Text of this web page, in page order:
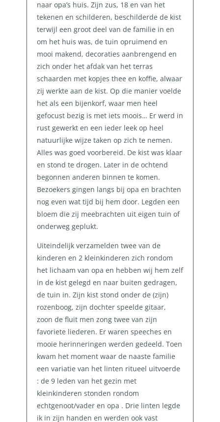
naar opa’s huis. Zijn zus, 18 en van het
tekenen en schilderen, beschilderde de kist
terwijl een groot deel van de familie in en
om het huis was, de tuin opruimend en
mooi makend, decoraties aanbrengend en
zich onder het afdak van het terras
schaarden met kopjes thee en koffie, alwaar
zij werkte aan de kist. Op die manier voelde
het als een bijenkorf, waar men heel
gefocust bezig is met iets moois… Er werd in
rust gewerkt en een ieder leek op heel
natuurlijke wijze taken op zich te nemen.
Alles was goed voorbereid. De kist was klaar
en stond te drogen. Later in de ochtend
begonnen anderen binnen te komen.
Bezoekers gingen langs bij opa en brachten
nog even wat tijd bij hem door. Legden een
bloem die zij meebrachten uit eigen tuin of
onderweg geplukt.
Uiteindelijk verzamelden twee van de
kinderen en 2 kleinkinderen zich rondom
het lichaam van opa en hebben wij hem zelf
in de kist gelegd en naar buiten gedragen,
de tuin in. Zijn kist stond onder de (zijn)
rozenboog, zijn dochter speelde gitaar,
zoon de fluit men zong twee van zijn
favoriete liederen. Er waren speeches en
mooie herinneringen werden gedeeld. Toen
kwam het moment waar de naaste familie
een variatie van het linten ritueel uitvoerde
: de 9 leden van het gezin met
kleinkinderen stonden rondom
echtgenoot/vader en opa . Drie linten legde
ik in zijn handen en werden ook vast